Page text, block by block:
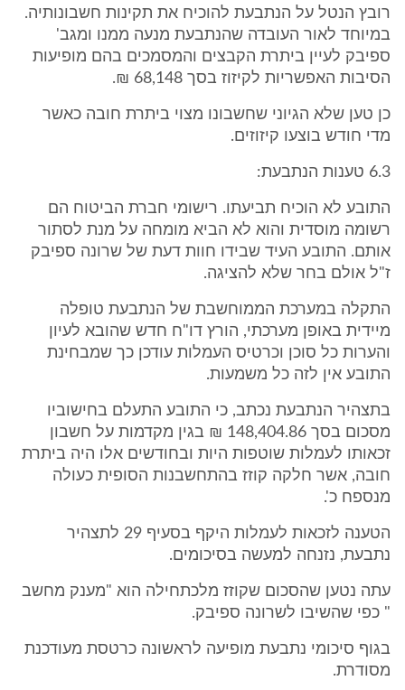
רובץ הנטל על הנתבעת להוכיח את תקינות חשבונותיה.
במיוחד לאור העובדה שהנתבעת מנעה ממנו ומגב'
ספיבק לעיין ביתרת הקבצים והמסמכים בהם מופיעות
הסיבות האפשריות לקיזוז בסך 68,148 ₪.
כן טען שלא הגיוני שחשבונו מצוי ביתרת חובה כאשר
מדי חודש בוצעו קיזוזים.
6.3 טענות הנתבעת:
התובע לא הוכיח תביעתו. רישומי חברת הביטוח הם
רשומה מוסדית והוא לא הביא מומחה על מנת לסתור
אותם. התובע העיד שבידו חוות דעת של שרונה ספיבק
ז"ל אולם בחר שלא להציגה.
התקלה במערכת הממוחשבת של הנתבעת טופלה
מיידית באופן מערכתי, הורץ דו"ח חדש שהובא לעיון
והערות כל סוכן וכרטיס העמלות עודכן כך שמבחינת
התובע אין לזה כל משמעות.
בתצהיר הנתבעת נכתב, כי התובע התעלם בחישוביו
מסכום בסך 148,404.86 ₪ בגין מקדמות על חשבון
זכאותו לעמלות שוטפות היות ובחודשים אלו היה ביתרת
חובה, אשר חלקה קוזז בהתחשבנות הסופית כעולה
מנספח כ'.
הטענה לזכאות לעמלות היקף בסעיף 29 לתצהיר
נתבעת, נזנחה למעשה בסיכומים.
עתה נטען שהסכום שקוזז מלכתחילה הוא "מענק מחשב
" כפי שהשיבו לשרונה ספיבק.
בגוף סיכומי נתבעת מופיעה לראשונה כרטסת מעודכנת
מסודרת.